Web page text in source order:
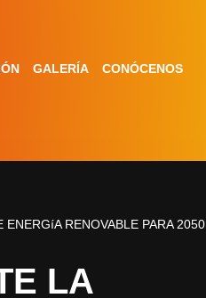
GALERÍA CONÓCENOS
RENOVABLE PARA 2050
LA